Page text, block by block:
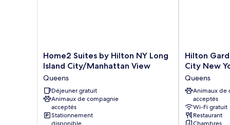
Home2
Suites
Hilton
NY
Long
Island
City/Manhattan
Home2 Suites by Hilton NY Long
Island City/Manhattan View
Queens
Déjeuner gratuit
Animaux de compagnie
acceptés
Stationnement
Hilton
Garden
Long
Island
City
New
York
Hilton
City New
Queens
Animaux de
acceptés
Wi-Fi gratuit
Restaurant